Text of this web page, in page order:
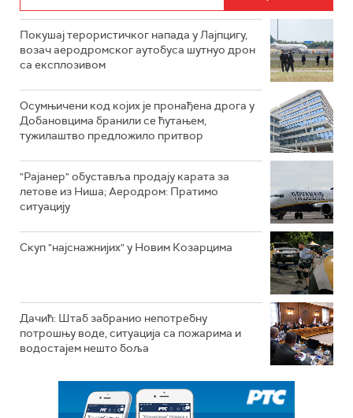
Покушај терористичког напада у Лајпцигу,
возач аеродромског аутобуса шутнуо дрон
са експлозивом
Осумњичени код којих је пронађена дрога у
Добановцима бранили се ћутањем,
тужилаштво предложило притвор
"Рајанер" обуставља продају карата за
летове из Ниша; Аеродром: Пратимо
ситуацију
Скуп "најснажнијих" у Новим Козарцима
Дачић: Штаб забранио непотребну
потрошњу воде, ситуација са пожарима и
водостајем нешто боља